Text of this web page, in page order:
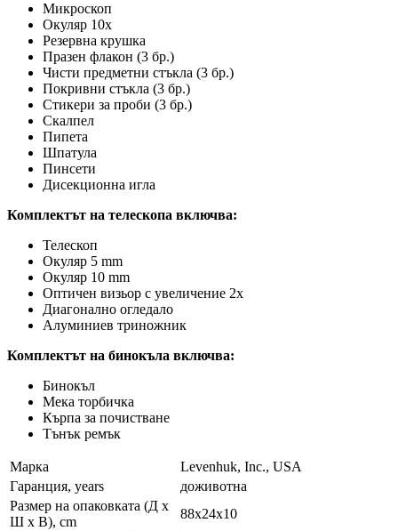
Микроскоп
Окуляр 10x
Резервна крушка
Празен флакон (3 бр.)
Чисти предметни стъкла (3 бр.)
Покривни стъкла (3 бр.)
Стикери за проби (3 бр.)
Скалпел
Пипета
Шпатула
Пинсети
Дисекционна игла
Комплектът на телескопа включва:
Телескоп
Окуляр 5 mm
Окуляр 10 mm
Оптичен визьор с увеличение 2x
Диагонално огледало
Алуминиев триножник
Комплектът на бинокъла включва:
Бинокъл
Мека торбичка
Кърпа за почистване
Тънък ремък
Марка
Levenhuk, Inc., USA
Гаранция, years
доживотна
Размер на опаковката (Д x
Ш x В), cm
88x24x10